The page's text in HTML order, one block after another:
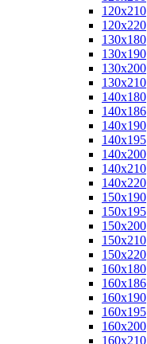
120x210
120x220
130x180
130x190
130x200
130x210
140x180
140x186
140x190
140x195
140x200
140x210
140x220
150x190
150x195
150x200
150x210
150x220
160x180
160x186
160x190
160x195
160x200
160x210